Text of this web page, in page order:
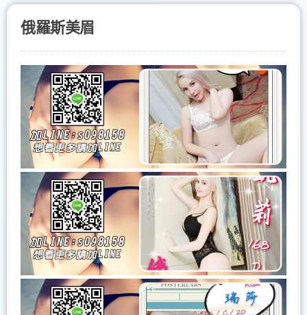
俄羅斯美眉